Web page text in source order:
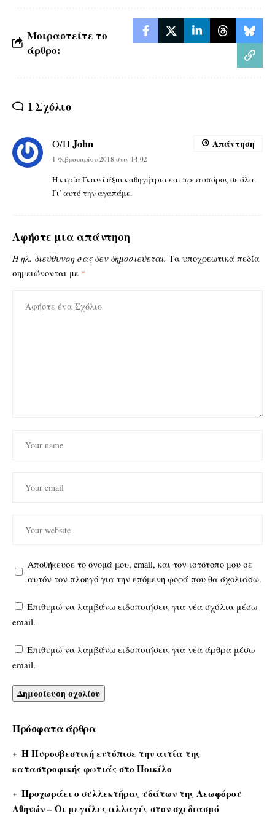
Μοιραστείτε το
άρθρο:
1 Σχόλιο
Ο/ΗJohn
1 Φεβρουαρίου 2018 στις 14:02
Η κυρία Γκανά άξια καθηγήτρια και πρωτοπόρος σε όλα.
Γι΄ αυτό την αγαπάμε.
Απάντηση
Αφήστε μια απάντηση
Η ηλ. διεύθυνση σας δεν δημοσιεύεται. Τα υποχρεωτικά πεδία
σημειώνονται με *
Αποθήκευσε το όνομά μου, email, και τον ιστότοπο μου σε
αυτόν τον πλοηγό για την επόμενη φορά που θα σχολιάσω.
Επιθυμώ να λαμβάνω ειδοποιήσεις για νέα σχόλια μέσω
email.
Επιθυμώ να λαμβάνω ειδοποιήσεις για νέα άρθρα μέσω
email.
Πρόσφατα άρθρα
Η Πυροσβεστική εντόπισε την αιτία της
καταστροφικής φωτιάς στο Ποικίλο
Προχωράει ο συλλεκτήρας υδάτων της Λεωφόρου
Αθηνών – Οι μεγάλες αλλαγές στον σχεδιασμό